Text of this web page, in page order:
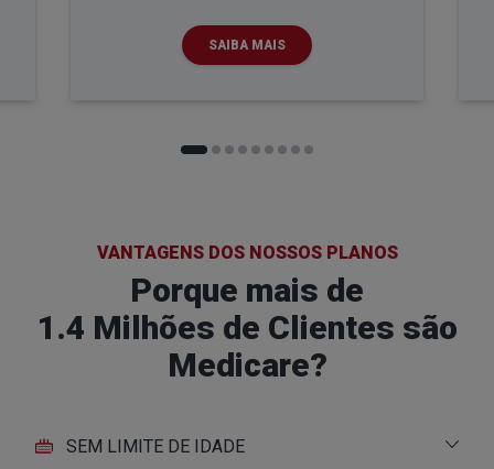
SAIBA MAIS
VANTAGENS DOS NOSSOS PLANOS
Porque mais de
1.4 Milhões de Clientes são
Medicare?
SEM LIMITE DE IDADE